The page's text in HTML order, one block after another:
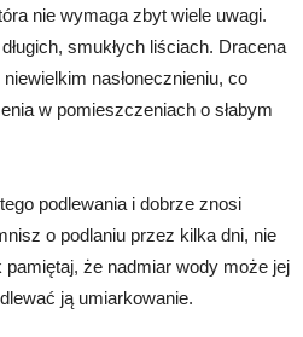
nie wymaga zbyt wiele uwagi.
smukłych liściach. Dracena
nasłonecznieniu, co
w pomieszczeniach o słabym
podlewania i dobrze znosi
o podlaniu przez kilka dni, nie
że nadmiar wody może jej
ją umiarkowanie.